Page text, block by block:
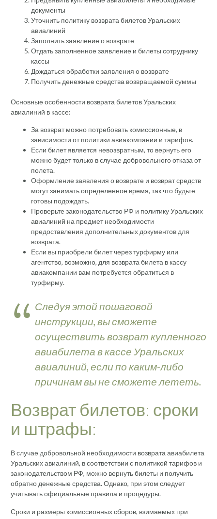
документы
Уточнить политику возврата билетов Уральских
авиалиний
Заполнить заявление о возврате
Отдать заполненное заявление и билеты сотруднику
кассы
Дождаться обработки заявления о возврате
Получить денежные средства возвращаемой суммы
Основные особенности возврата билетов Уральских
авиалиний в кассе:
За возврат можно потребовать комиссионные, в
зависимости от политики авиакомпании и тарифов.
Если билет является невозвратным, то вернуть его
можно будет только в случае добровольного отказа от
полета.
Оформление заявления о возврате и возврат средств
могут занимать определенное время, так что будьте
готовы подождать.
Проверьте законодательство РФ и политику Уральских
авиалиний на предмет необходимости
предоставления дополнительных документов для
возврата.
Если вы приобрели билет через турфирму или
агентство, возможно, для возврата билета в кассу
авиакомпании вам потребуется обратиться в
турфирму.
Следуя этой пошаговой
инструкции, вы сможете
осуществить возврат купленного
авиабилета в кассе Уральских
авиалиний, если по каким-либо
причинам вы не сможете лететь.
Возврат билетов: сроки
и штрафы:
В случае добровольной необходимости возврата авиабилета
Уральских авиалиний, в соответствии с политикой тарифов и
законодательством РФ, можно вернуть билеты и получить
обратно денежные средства. Однако, при этом следует
учитывать официальные правила и процедуры.
Сроки и размеры комиссионных сборов, взимаемых при